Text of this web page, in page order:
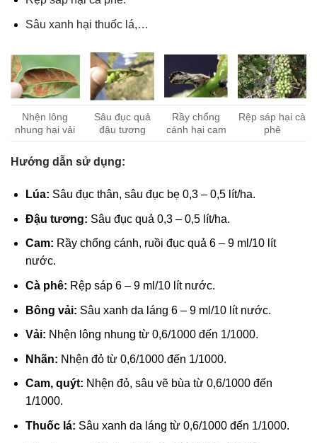
Sâu xanh hại thuốc lá,…
Nhện lông
nhung hại vải
Sâu đục quả
đậu tương
Rầy chổng
cánh hại cam
Rệp sáp hại cà
phê
Hướng dẫn sử dụng:
Lúa: Sâu đục thân, sâu đục bẹ 0,3 – 0,5 lít/ha.
Đậu tương: Sâu đục quả 0,3 – 0,5 lít/ha.
Cam: Rầy chổng cánh, ruồi đục quả 6 – 9 ml/10 lít
nước.
Cà phê: Rệp sáp 6 – 9 ml/10 lít nước.
Bông vải: Sâu xanh da láng 6 – 9 ml/10 lít nước.
Vải: Nhện lông nhung từ 0,6/1000 đến 1/1000.
Nhãn: Nhện đỏ từ 0,6/1000 đến 1/1000.
Cam, quýt: Nhện đỏ, sâu vẽ bùa từ 0,6/1000 đến
1/1000.
Thuốc lá: Sâu xanh da láng từ 0,6/1000 đến 1/1000.